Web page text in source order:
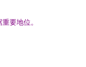
要地位。